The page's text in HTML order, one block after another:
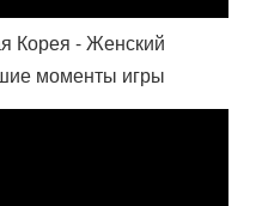
Корея - Женский
моменты игры